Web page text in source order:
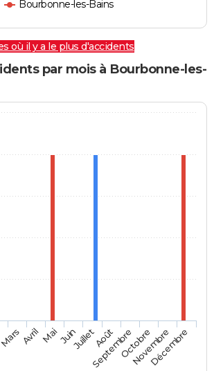
Bourbonne-les-Bains
où il y a le plus d'accidents
par mois à Bourbonne-les-
AvrilMaiJuinJuilletAoût
SeptembreOctobre
Novembre
Décembre